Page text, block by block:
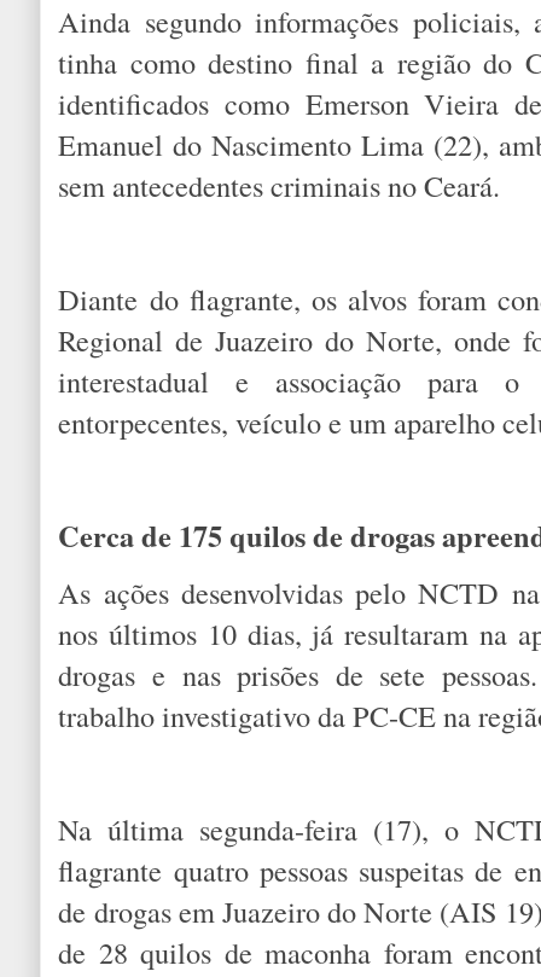
Ainda segundo informações
tinha como destino final a região do
identificados como Emerson Vieira
Emanuel do Nascimento Lima (22),
sem antecedentes criminais no Ceará.
Diante do flagrante, os alvos foram
Regional de Juazeiro do Norte, onde
interestadual e associação para
entorpecentes, veículo e um aparelho
Cerca de 175 quilos de drogas
As ações desenvolvidas pelo NCTD
nos últimos 10 dias, já resultaram na
drogas e nas prisões de sete
trabalho investigativo da PC-CE na
Na última segunda-feira (17), o
flagrante quatro pessoas suspeitas de
de drogas em Juazeiro do Norte (AIS
de 28 quilos de maconha foram